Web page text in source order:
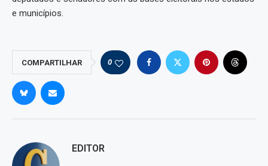
e municípios.
COMPARTILHAR 0
EDITOR